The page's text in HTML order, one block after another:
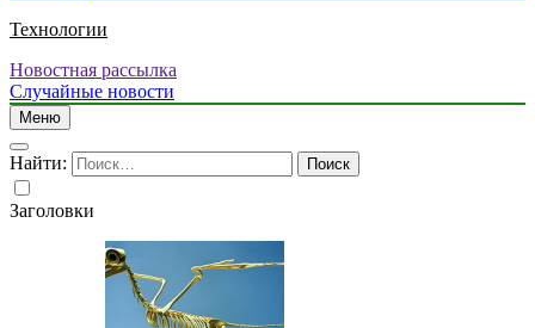
Технологии
Новостная рассылка
Случайные новости
Меню
Найти:
Заголовки